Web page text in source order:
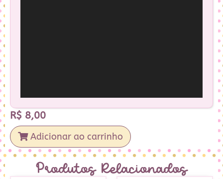
R$ 8,00
Adicionar ao carrinho
Produtos Relacionados